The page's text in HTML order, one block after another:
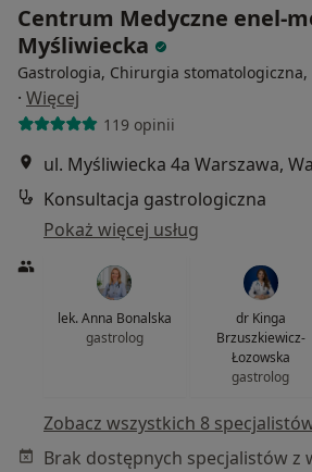
Centrum Medyczne enel-
Myśliwiecka
Gastrologia, Chirurgia
· Więcej
119 opinii
ul. Myśliwiecka 4a Warszawa,
Konsultacja gastrologiczna
Pokaż więcej usług
lek. Anna Bonalska
gastrolog
dr Kinga
Brzuszkiewicz-
Łozowska
gastrolog
Zobacz wszystkich 8